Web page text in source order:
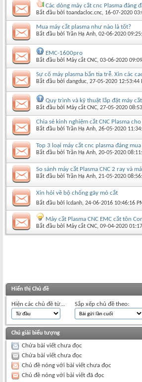
Các dòng máy cắt cnc Plasma đáng
Bắt đầu bởi toandacloc.cnc‎, 16-07-2020
Mua máy cắt plasma như nào là tốt?
Bắt đầu bởi Trần Hạ Anh‎, 02-06-2020
EMC-1600pro
Bắt đầu bởi Máy cắt CNC‎, 03-06-2020
Sự cố máy plasma bắn tia trễ. Xin các
Bắt đầu bởi dangduc‎, 27-05-2020 12:53:44
Quy trình và kỹ thuật lắp đặt máy
Bắt đầu bởi Máy cắt CNC‎, 27-05-2020
Chia sẻ kinh nghiệm cắt CNC Plasma
Bắt đầu bởi Trần Hạ Anh‎, 26-05-2020
Top 3 loại máy cắt cnc plasma đáng
Bắt đầu bởi Trần Hạ Anh‎, 20-05-2020
So sánh máy cắt Plasma CNC 2 ray và
Bắt đầu bởi Trần Hạ Anh‎, 21-05-2020
Xin hỏi về bộ chống gãy mỏ cắt
Bắt đầu bởi lcdanh‎, 24-06-2016 10:46:16
Máy cắt Plasma CNC EMC cắt tôn
Bắt đầu bởi Máy cắt CNC‎, 09-04-2020
Hiển thị Chủ đề
Hiện các chủ đề từ... Sắp xếp chủ đề theo:
Chú giải biểu tượng
Chứa bài viết chưa đọc
Chứa bài viết chưa đọc
Chủ đề nóng với bài viết chưa đọc
Chủ đề nóng với bài viết đã đọc